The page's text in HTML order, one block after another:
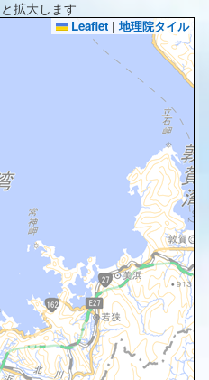
拡大します
Leaflet | 地理院タイル